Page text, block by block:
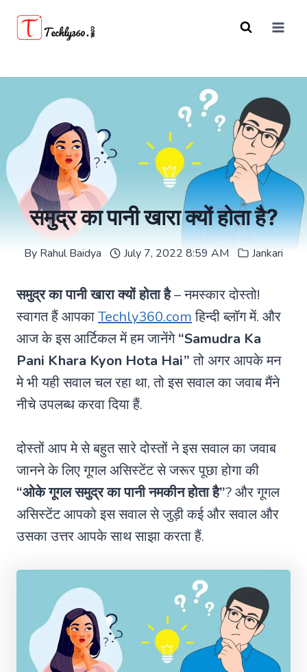
समुद्र का पानी खारा क्यों होता है?
By Rahul Baidya July 7, 2022 8:59 AM Jankari
समुद्र का पानी खारा क्यों होता है– नमस्कार दोस्तो!
स्वागत हैं आपकाTechly360.comहिन्दी ब्लॉग में. और
आज के इस आर्टिकल में हम जानेंगे“Samudra Ka
Pani Khara Kyon Hota Hai”तो अगर आपके मन
मे भी यही सवाल चल रहा था, तो इस सवाल का जवाब मैंने
नीचे उपलब्ध करवा दिया हैं.
दोस्तों आप मे से बहुत सारे दोस्तों ने इस सवाल का जवाब
जानने के लिए गूगल असिस्टेंट से जरूर पूछा होगा की
“ओके गूगल समुद्र का पानी नमकीन होता है”? और गूगल
असिस्टेंट आपको इस सवाल से जुड़ी कई और सवाल और
उसका उत्तर आपके साथ साझा करता हैं.